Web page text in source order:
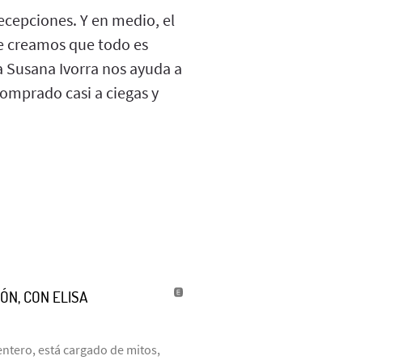
Y en medio, el
creamos que todo es
Ivorra nos ayuda a
casi a ciegas y
CON ELISA
está cargado de mitos,